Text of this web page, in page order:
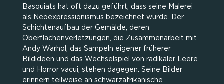
Basquiats hat oft dazu geführt, dass seine Malerei
als Neoexpressionismus bezeichnet wurde. Der
Schichtenaufbau der Gemälde, deren
Oberflächenverletzungen, die Zusammenarbeit mit
Andy Warhol, das Sampeln eigener früherer
Bildideen und das Wechselspiel von radikaler Leere
und Horror vacui, stehen dagegen. Seine Bilder
erinnern teilweise an schwarzafrikanische